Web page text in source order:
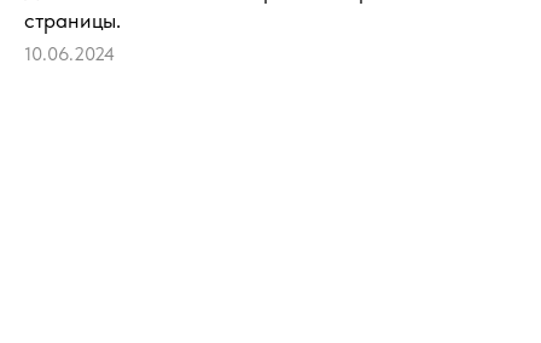
страницы.
10.06.2024